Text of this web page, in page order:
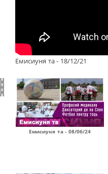
Емисиуня та - 18/12/21
Емисиуня та - 08/06/24